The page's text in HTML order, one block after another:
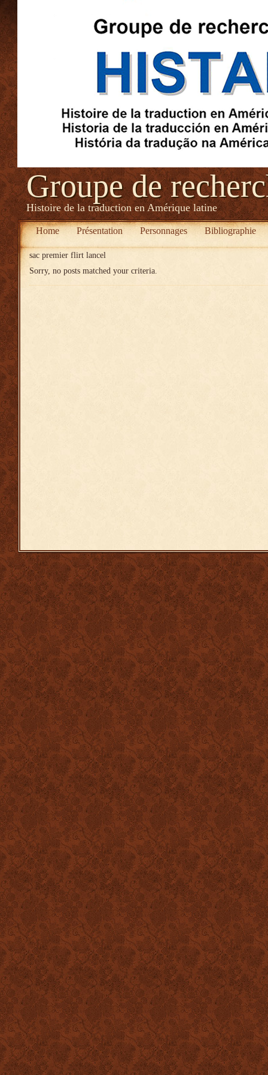
Groupe de
Histoire de la traduction en Amérique latine
Home Présentation Personnages Bibliographie
sac premier flirt lancel
Sorry, no posts matched your criteria.